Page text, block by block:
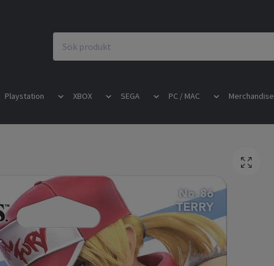
Playstation XBOX SEGA PC / MAC Merchandise